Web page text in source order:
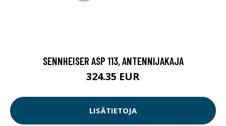
SENNHEISER ASP 113, ANTENNIJAKAJA
324.35 EUR
LISÄTIETOJA